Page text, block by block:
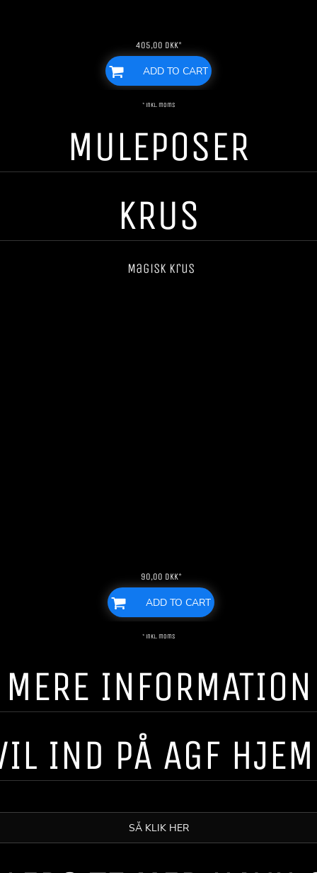
405,00 DKK*
ADD TO CART
* inkl. moms
MULEPOSER
KRUS
Magisk krus
90,00 DKK*
ADD TO CART
* inkl. moms
IND PÅ AGF
SÅ KLIK HER